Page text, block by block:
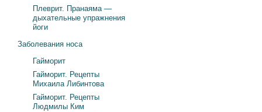
Плеврит. Пранаяма —
дыхательные упражнения
йоги
Заболевания носа
Гайморит
Гайморит. Рецепты
Михаила Либинтова
Гайморит. Рецепты
Людмилы Ким